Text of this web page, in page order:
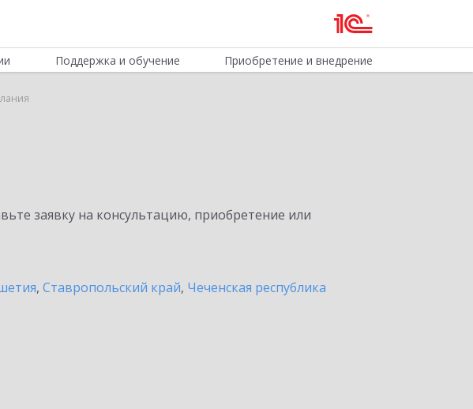
Поддержка и обучение Приобретение и внедрение
заявку на консультацию, приобретение или
, Ставропольский край, Чеченская республика